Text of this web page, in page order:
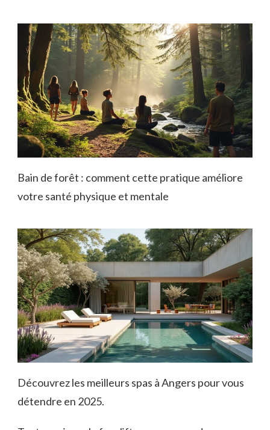
Bain de forêt : comment cette pratique améliore
votre santé physique et mentale
Découvrez les meilleurs spas à Angers pour vous
détendre en 2025.